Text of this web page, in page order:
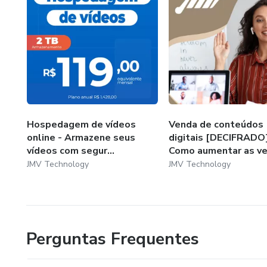
Hospedagem de vídeos
online - Armazene seus
vídeos com segur...
JMV Technology
Venda de conteúdos
digitais
Como aumentar as
JMV Technology
Perguntas Frequentes